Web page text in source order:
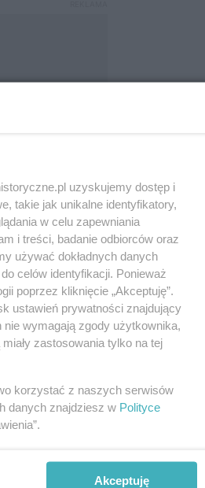
na
jako
uzyskujemy dostęp i
takie jak unikalne identyfikatory,
w celu zapewniania
i treści, badanie odbiorców oraz
używać dokładnych danych
celów identyfikacji. Ponieważ
poprzez kliknięcie „Akceptuję”.
ustawień prywatności znajdujący
wymagają zgody użytkownika,
zastosowania tylko na tej
korzystać z naszych serwisów
danych znajdziesz w Polityce
Akceptuję